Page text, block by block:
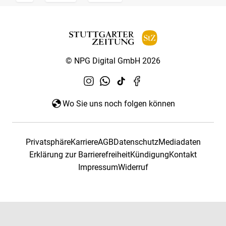
© NPG Digital GmbH 2026
Wo Sie uns noch folgen können
PrivatsphäreKarriereAGBDatenschutzMediadaten
Erklärung zur BarrierefreiheitKündigungKontakt
ImpressumWiderruf